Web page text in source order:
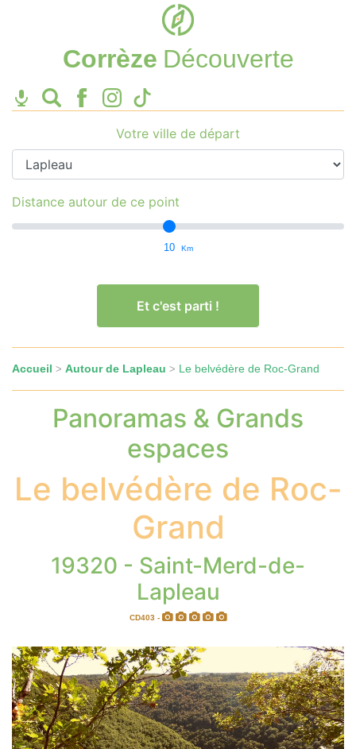
Corrèze Découverte
Votre ville de départ
Distance autour de ce point
10 Km
Et c'est parti !
Accueil > Autour de Lapleau > Le belvédère de Roc-Grand
Panoramas & Grands
espaces
Le belvédère de Roc-
Grand
19320 - Saint-Merd-de-
Lapleau
CD403 -